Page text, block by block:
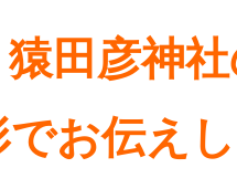
猿田彦神
お伝え